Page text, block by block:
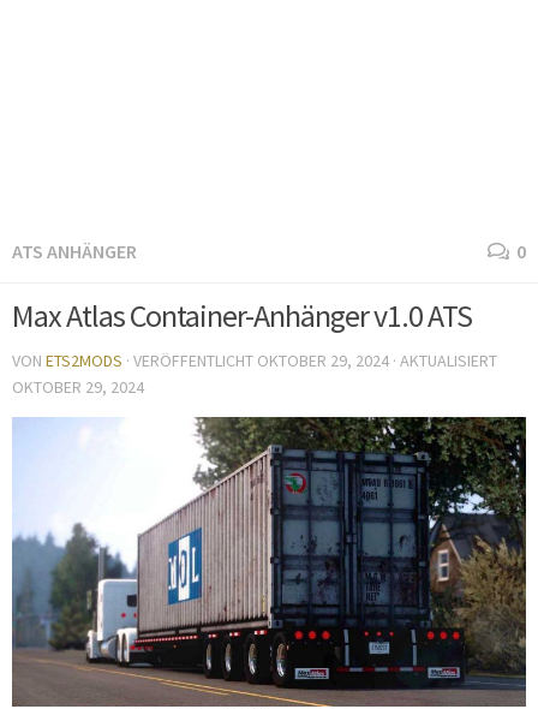
ATS ANHÄNGER 0
Max Atlas Container-Anhänger v1.0 ATS
VON ETS2MODS · VERÖFFENTLICHT OKTOBER 29, 2024 · AKTUALISIERT
OKTOBER 29, 2024